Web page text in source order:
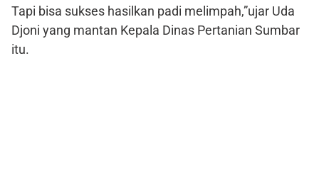
Tapi bisa sukses hasilkan padi melimpah,”ujar Uda
Djoni yang mantan Kepala Dinas Pertanian Sumbar
itu.